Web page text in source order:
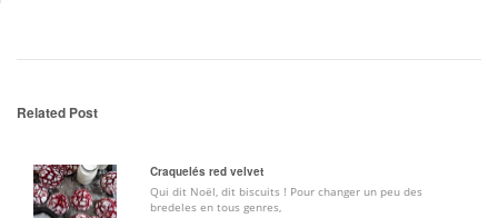
Related Post
Craquelés red velvet
Qui dit Noël, dit biscuits ! Pour changer un peu des
bredeles en tous genres,